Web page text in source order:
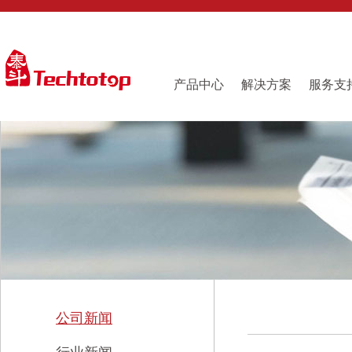
产品中心 解决方案 服务支
公司新闻